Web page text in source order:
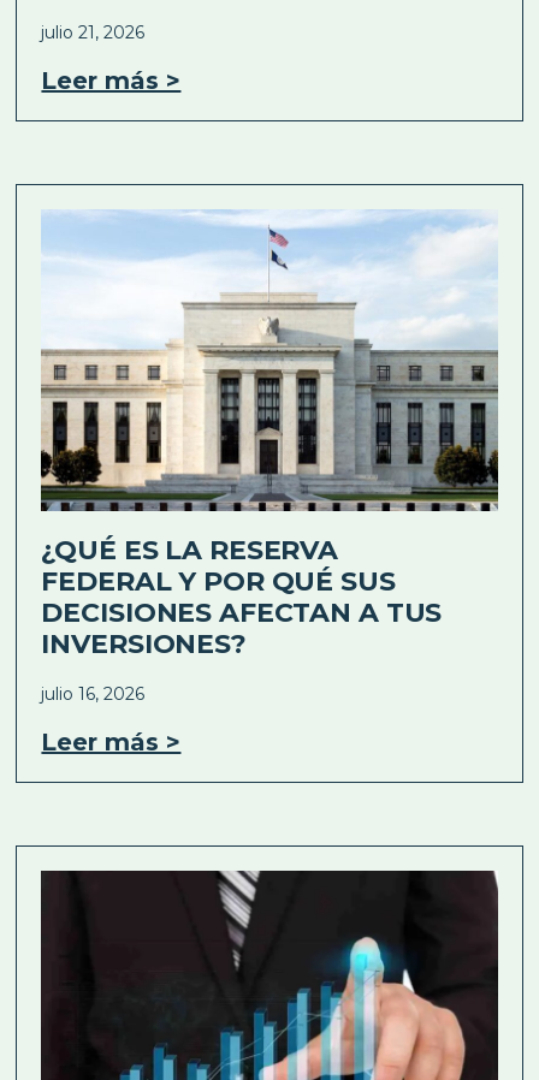
julio 21, 2026
Leer más >
¿QUÉ ES LA RESERVA
FEDERAL Y POR QUÉ SUS
DECISIONES AFECTAN A TUS
INVERSIONES?
julio 16, 2026
Leer más >